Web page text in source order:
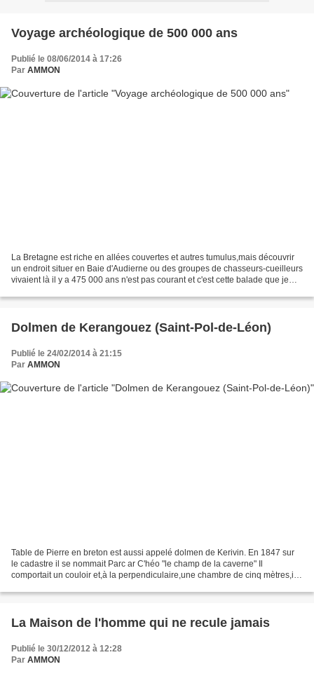
Voyage archéologique de 500 000 ans
Publié le 08/06/2014 à 17:26
Par AMMON
La Bretagne est riche en allées couvertes et autres tumulus,mais découvrir
un endroit situer en Baie d'Audierne ou des groupes de chasseurs-cueilleurs
vivaient là il y a 475 000 ans n'est pas courant et c'est cette balade que je
Dolmen de Kerangouez (Saint-Pol-de-Léon)
Publié le 24/02/2014 à 21:15
Par AMMON
Table de Pierre en breton est aussi appelé dolmen de Kerivin. En 1847 sur
le cadastre il se nommait Parc ar C'héo "le champ de la caverne" Il
comportait un couloir et,à la perpendiculaire,une chambre de cinq mètres,il
La Maison de l'homme qui ne recule jamais
Publié le 30/12/2012 à 12:28
Par AMMON